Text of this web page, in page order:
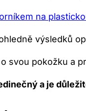
na
výsledků
svou pokožku a
a je